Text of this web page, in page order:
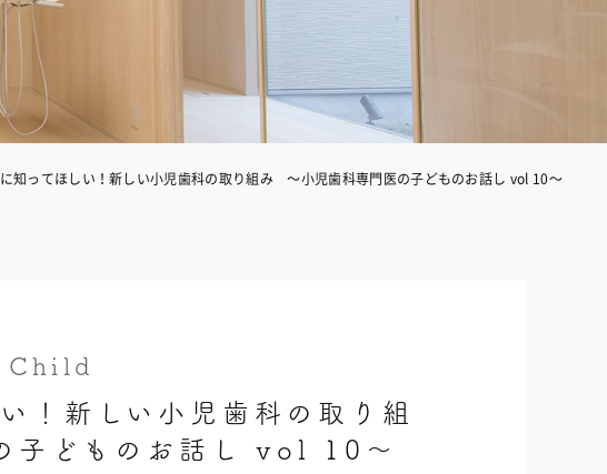
知ってほしい！新しい小児歯科の取り組み 〜小児歯科専門医の子どものお話し vol 10〜
Child
！新しい小児歯科の取り組
子どものお話し vol 10〜